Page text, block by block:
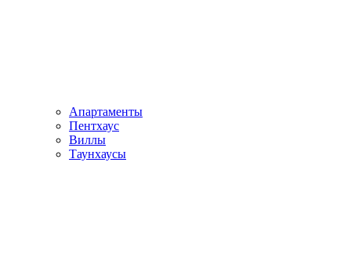
Апартаменты
Пентхаус
Виллы
Таунхаусы